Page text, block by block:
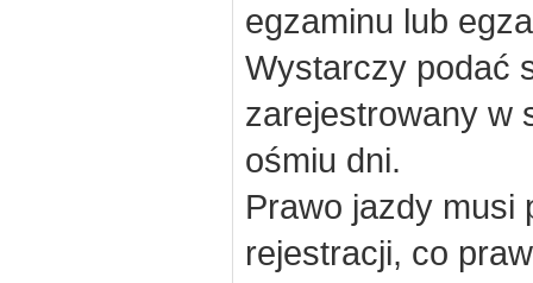
egzaminu lub
Wystarczy podać
zarejestrowany w
ośmiu dni.
Prawo jazdy musi
rejestracji, co